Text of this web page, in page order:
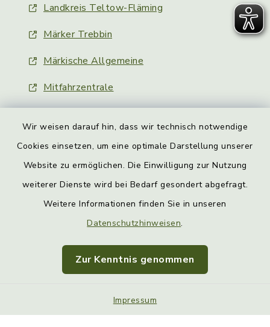
Wir weisen darauf hin, dass wir technisch notwendige
Cookies einsetzen, um eine optimale Darstellung unserer
Website zu ermöglichen. Die Einwilligung zur Nutzung
weiterer Dienste wird bei Bedarf gesondert abgefragt.
Weitere Informationen finden Sie in unseren
Datenschutzhinweisen.
Zur Kenntnis genommen
Impressum
Landkreis Teltow-Fläming
Märker Trebbin
Märkische Allgemeine
Mitfahrzentrale
Barrierefreiheit
Impressum
Sitemap